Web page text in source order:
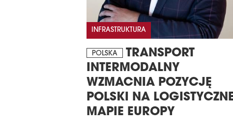
INFRASTRUKTURA
POLSKA
TRANSPORT
INTERMODALNY
WZMACNIA POZYCJĘ
POLSKI NA
MAPIE EUROPY